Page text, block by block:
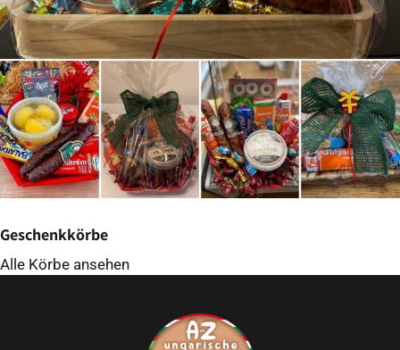
Geschenkkörbe
Alle Körbe ansehen